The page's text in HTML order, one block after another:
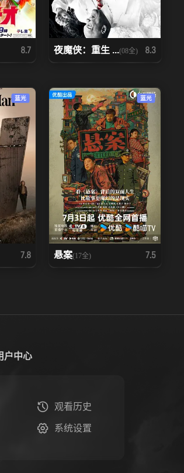
8.7 夜魔侠：重生 ...(08全) 8.3
蓝光
7.8
蓝光
悬案(17全) 7.5
户中心
观看历史
系统设置